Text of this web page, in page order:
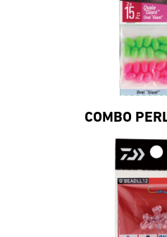
COMBO